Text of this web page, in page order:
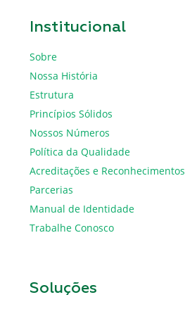
Institucional
Sobre
Nossa História
Estrutura
Princípios Sólidos
Nossos Números
Política da Qualidade
Acreditações e Reconhecimentos
Parcerias
Manual de Identidade
Trabalhe Conosco
Soluções